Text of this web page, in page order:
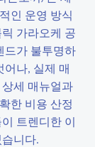
인 운영 방식
가라오케 공
드가 불투명하
어나, 실제 매
세 매뉴얼과
한 비용 산정
트렌디한 이
니다.